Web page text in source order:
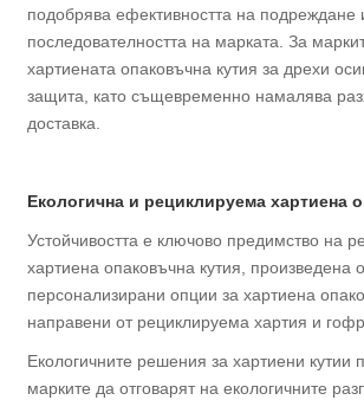
подобрява ефективността на подреждане
последователността на марката. За
хартиената опаковъчна кутия за дрехи
защита, като същевременно намалява
доставка.
Екологична и рециклируема хартиена
Устойчивостта е ключово предимство на
хартиена опаковъчна кутия, произведена
персонализирани опции за хартиена
направени от рециклируема хартия и
Екологичните решения за хартиени кутии
марките да отговарят на екологичните